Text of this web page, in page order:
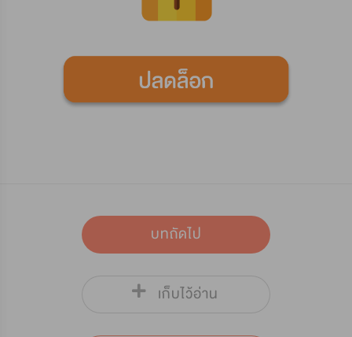
บทถัดไป
เก็บไว้อ่าน